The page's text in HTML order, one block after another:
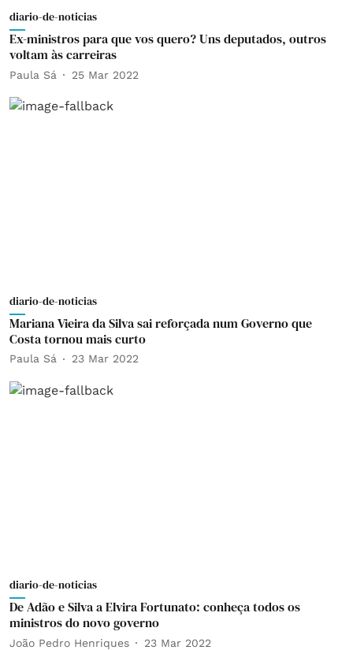
diario-de-noticias
Ex-ministros para que vos quero? Uns deputados, outros
voltam às carreiras
Paula Sá 25 Mar 2022
diario-de-noticias
Mariana Vieira da Silva sai reforçada num Governo que
Costa tornou mais curto
Paula Sá 23 Mar 2022
diario-de-noticias
De Adão e Silva a Elvira Fortunato: conheça todos os
ministros do novo governo
João Pedro Henriques 23 Mar 2022